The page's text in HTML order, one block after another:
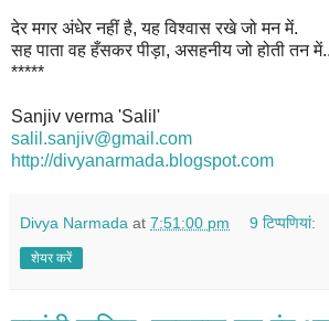
देर मगर अंधेर नहीं है, यह विश्वास रखे जो मन में.
सह पाता वह हँसकर पीड़ा, असहनीय जो होती तन में..
*****
Sanjiv verma 'Salil'
salil.sanjiv@gmail.com
http://divyanarmada.blogspot.com
Divya Narmada at 7:51:00 pm 9 टिप्‍पणियां:
शेयर करें